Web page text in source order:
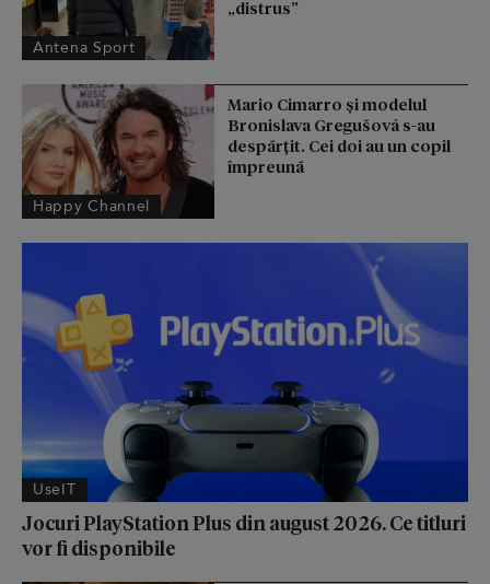
Antena Sport
„distrus”
Happy Channel
Mario Cimarro și modelul
Bronislava Gregušová s-au
despărțit. Cei doi au un copil
împreună
UseIT
Jocuri PlayStation Plus din august 2026. Ce titluri
vor fi disponibile